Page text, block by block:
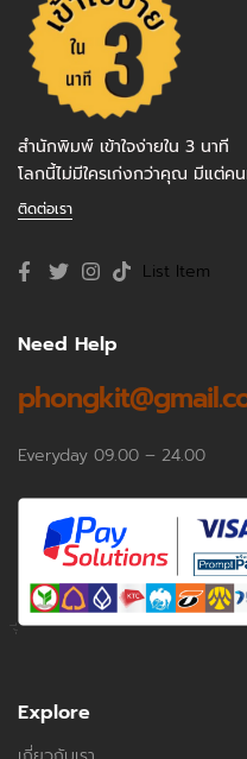
สำนักพิมพ์ เข้าใจง่ายใน 3 นาที
โลกนี้ไม่มีใครเก่งกว่าคุณ มีแต่ค
ติดต่อเรา
List Item
Need Help
Everyday 09.00 – 24.00
Explore